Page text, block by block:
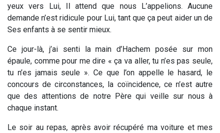
yeux vers Lui, Il attend que nous L’appelions. Aucune
demande n’est ridicule pour Lui, tant que ça peut aider un de
Ses enfants à se sentir mieux.
Ce jour-là, j’ai senti la main d’Hachem posée sur mon
épaule, comme pour me dire « ça va aller, tu n’es pas seule,
tu n’es jamais seule ». Ce que l’on appelle le hasard, le
concours de circonstances, la coïncidence, ce n’est autre
que des attentions de notre Père qui veille sur nous à
chaque instant.
Le soir au repas, après avoir récupéré ma voiture et mes